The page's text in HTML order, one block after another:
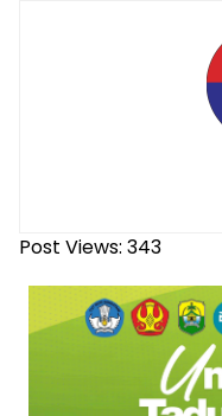
Post Views: 343